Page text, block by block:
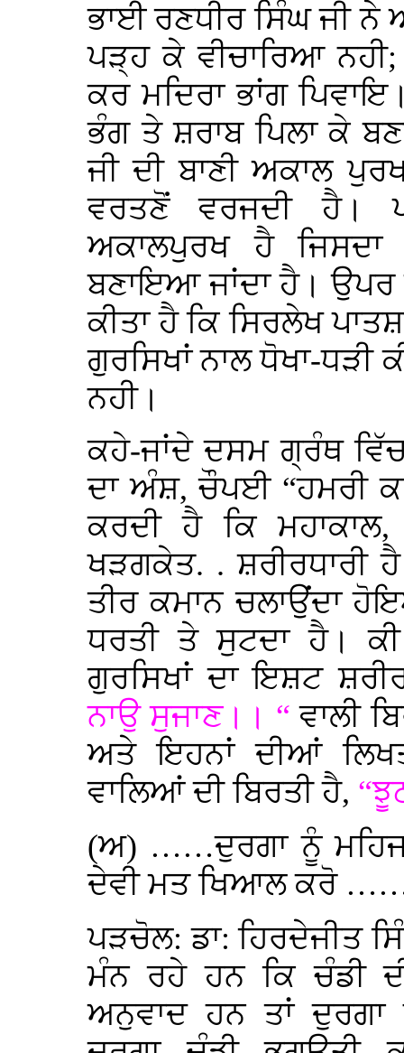
ਭਾਈ ਰਣਧੀਰ ਸਿੰਘ ਜੀ ਨੇ
ਪੜ੍ਹ ਕੇ ਵੀਚਾਰਿਆ
ਕਰ ਮਦਿਰਾ ਭਾਂਗ
ਭੰਗ ਤੇ ਸ਼ਰਾਬ ਪਿਲਾ ਕੇ
ਜੀ ਦੀ ਬਾਣੀ ਅਕਾਲ
ਵਰਤਣੋਂ ਵਰਜਦੀ ਹੈ।
ਅਕਾਲਪੁਰਖ ਹੈ
ਬਣਾਇਆ ਜਾਂਦਾ ਹੈ।
ਕੀਤਾ ਹੈ ਕਿ ਸਿਰਲੇਖ
ਗੁਰਸਿਖਾਂ ਨਾਲ ਧੋਖਾ-ਧੜੀ
ਨਹੀ।
ਕਹੇ-ਜਾਂਦੇ ਦਸਮ ਗ੍ਰੰਥ
ਦਾ ਅੰਸ਼, ਚੌਪਈ “ਹਮਰੀ
ਕਰਦੀ ਹੈ ਕਿ
ਖੜਗਕੇਤ. . ਸ਼ਰੀਰਧਾਰੀ
ਤੀਰ ਕਮਾਨ ਚਲਾਉਂਦਾ
ਧਰਤੀ ਤੇ ਸੁਟਦਾ ਹੈ।
ਗੁਰਸਿਖਾਂ ਦਾ ਇਸ਼ਟ
ਨਾਉ ਸੁਜਾਣ।। “ ਵਾਲੀ
ਅਤੇ ਇਹਨਾਂ ਦੀਆਂ
ਵਾਲਿਆਂ ਦੀ ਬਿਰਤੀ ਹੈ,
(ਅ) ……ਦੁਰਗਾ ਨੂੰ
ਦੇਵੀ ਮਤ ਖਿਆਲ ਕਰੋ
ਪੜਚੋਲ: ਡਾ: ਹਿਰਦੇਜੀਤ
ਮੰਨ ਰਹੇ ਹਨ ਕਿ ਚੰਡੀ
ਅਨੁਵਾਦ ਹਨ ਤਾਂ ਦੁਰਗਾ